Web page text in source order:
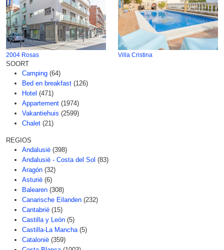
2004 Rosas Villa Cristina
SOORT
Camping (64)
Bed en breakfast (126)
Hotel (471)
Appartement (1974)
Vakantiehuis (2599)
Chalet (21)
REGIOS
Andalusië (398)
Andalusië - Costa del Sol (83)
Aragón (32)
Asturië (6)
Balearen (308)
Canarische Eilanden (232)
Cantabrië (15)
Castilla y León (5)
Castilla-La Mancha (5)
Catalonië (359)